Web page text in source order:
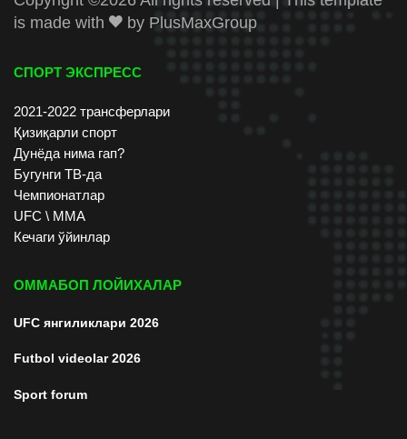
is made with
by PlusMaxGroup
СПОРТ ЭКСПРЕСС
2021-2022 трансферлари
Қизиқарли спорт
Дунёда нима гап?
Бугунги ТВ-да
Чемпионатлар
UFC \ ММА
Кечаги ўйинлар
ОММАБОП ЛОЙИХАЛАР
UFC янгиликлари 2026
Futbol videolar 2026
Sport forum